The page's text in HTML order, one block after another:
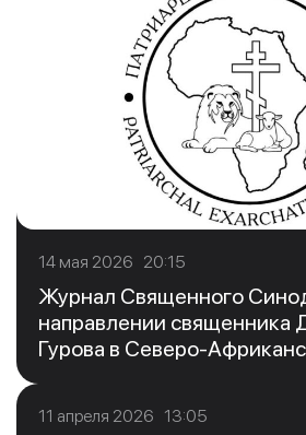
14 мая 2026 20:15
Журнал Священного
направлении священника
Гурова в Северо-
11 апреля 2026 13:05